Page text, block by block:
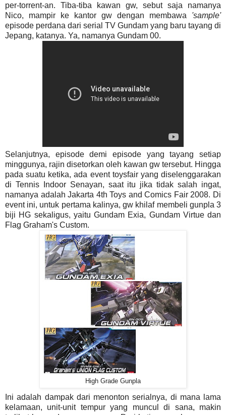
per-torrent-an. Tiba-tiba kawan gw, sebut saja namanya
Nico, mampir ke kantor gw dengan membawa 'sample'
episode perdana dari serial TV Gundam yang baru tayang di
Jepang, katanya. Ya, namanya Gundam 00.
Selanjutnya, episode demi episode yang tayang setiap
minggunya, rajin disetorkan oleh kawan gw tersebut. Hingga
pada suatu ketika, ada event toysfair yang diselenggarakan
di Tennis Indoor Senayan, saat itu jika tidak salah ingat,
namanya adalah Jakarta 4th Toys and Comics Fair 2008. Di
event ini, untuk pertama kalinya, gw khilaf membeli gunpla 3
biji HG sekaligus, yaitu Gundam Exia, Gundam Virtue dan
Flag Graham's Custom.
High Grade Gunpla
Ini adalah dampak dari menonton serialnya, di mana lama
kelamaan, unit-unit tempur yang muncul di sana, makin